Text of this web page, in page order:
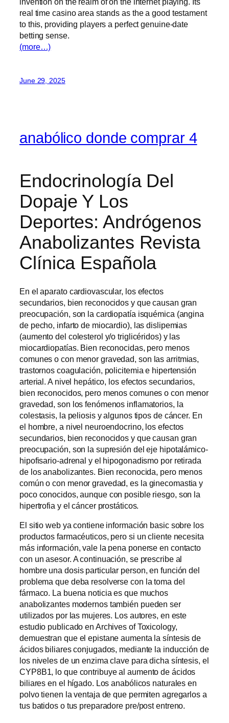
real time casino area stands as the a good testament
to this, providing players a perfect genuine-date
betting sense.
(more…)
June 29, 2025
anabólico donde comprar 4
Endocrinología Del
Dopaje Y Los
Deportes: Andrógenos
Anabolizantes Revista
Clínica Española
En el aparato cardiovascular, los efectos
secundarios, bien reconocidos y que causan gran
preocupación, son la cardiopatía isquémica (angina
de pecho, infarto de miocardio), las dislipemias
(aumento del colesterol y/o triglicéridos) y las
miocardiopatías. Bien reconocidas, pero menos
comunes o con menor gravedad, son las arritmias,
trastornos coagulación, policitemia e hipertensión
arterial. A nivel hepático, los efectos secundarios,
bien reconocidos, pero menos comunes o con menor
gravedad, son los fenómenos inflamatorios, la
colestasis, la peliosis y algunos tipos de cáncer. En
el hombre, a nivel neuroendocrino, los efectos
secundarios, bien reconocidos y que causan gran
preocupación, son la supresión del eje hipotalámico-
hipofisario-adrenal y el hipogonadismo por retirada
de los anabolizantes. Bien reconocida, pero menos
común o con menor gravedad, es la ginecomastia y
poco conocidos, aunque con posible riesgo, son la
hipertrofia y el cáncer prostáticos.
El sitio web ya contiene información basic sobre los
productos farmacéuticos, pero si un cliente necesita
más información, vale la pena ponerse en contacto
con un asesor. A continuación, se prescribe al
hombre una dosis particular person, en función del
problema que deba resolverse con la toma del
fármaco. La buena noticia es que muchos
anabolizantes modernos también pueden ser
utilizados por las mujeres. Los autores, en este
estudio publicado en Archives of Toxicology,
demuestran que el epistane aumenta la síntesis de
ácidos biliares conjugados, mediante la inducción de
los niveles de un enzima clave para dicha síntesis, el
CYP8B1, lo que contribuye al aumento de ácidos
biliares en el hígado. Los anabólicos naturales en
polvo tienen la ventaja de que permiten agregarlos a
tus batidos o tus preparadore pre/post entreno.